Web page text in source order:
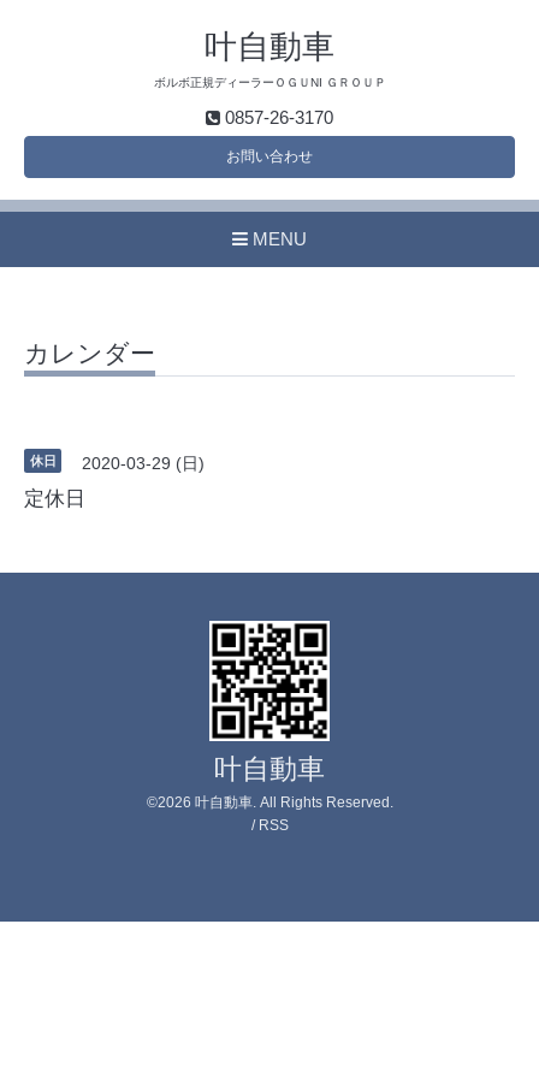
叶自動車
ボルボ正規ディーラーＯＧＵNI ＧＲＯＵＰ
0857-26-3170
お問い合わせ
MENU
カレンダー
休日 2020-03-29 (日)
定休日
叶自動車
©2026 叶自動車. All Rights Reserved.
/ RSS